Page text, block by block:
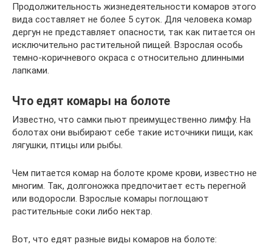
Продолжительность жизнедеятельности комаров этого
вида составляет не более 5 суток. Для человека комар
дергун не представляет опасности, так как питается он
исключительно растительной пищей. Взрослая особь
темно-коричневого окраса с относительно длинными
лапками.
Что едят комары на болоте
Известно, что самки пьют преимущественно лимфу. На
болотах они выбирают себе такие источники пищи, как
лягушки, птицы или рыбы.
Чем питается комар на болоте кроме крови, известно не
многим. Так, долгоножка предпочитает есть перегной
или водоросли. Взрослые комары поглощают
растительные соки либо нектар.
Вот, что едят разные виды комаров на болоте: